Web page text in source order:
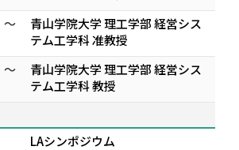
～
青山学院大学 理工学部 経営シス
テム工学科 准教授
～
青山学院大学 理工学部 経営シス
テム工学科 教授
LAシンポジウム